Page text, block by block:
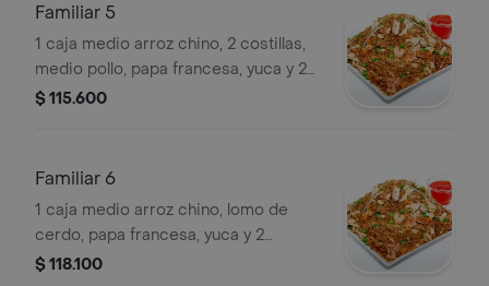
Familiar 5
1 caja medio arroz chino, 2 costillas,
medio pollo, papa francesa, yuca y 2
gaseosas 1.5 lt a elegir
$ 115.600
Familiar 6
1 caja medio arroz chino, lomo de
cerdo, papa francesa, yuca y 2
gaseosas 1.5 lt a elegir
$ 118.100